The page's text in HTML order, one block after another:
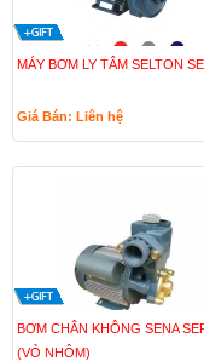
MÁY BƠM LY TÂM SELTON
Giá Bán: Liên hệ
BƠM CHÂN KHÔNG SENA
(VỎ NHÔM)